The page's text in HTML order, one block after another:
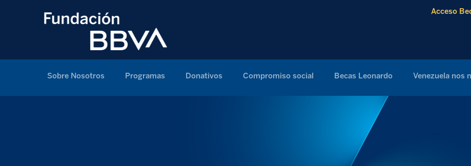
Acceso
Sobre Nosotros Programas Donativos Compromiso social Becas Leonardo Venezuela nos